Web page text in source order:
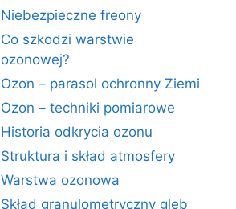
Niebezpieczne freony
Co szkodzi warstwie
ozonowej?
Ozon – parasol ochronny Ziemi
Ozon – techniki pomiarowe
Historia odkrycia ozonu
Struktura i skład atmosfery
Warstwa ozonowa
Skład granulometryczny gleb